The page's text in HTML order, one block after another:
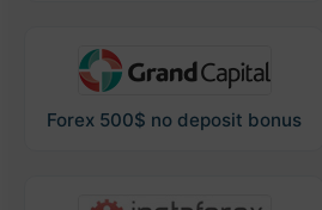
Forex 500$ no deposit bonus